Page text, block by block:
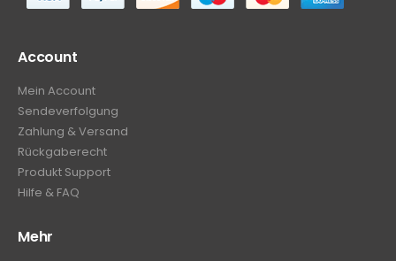
Account
Mein Account
Sendeverfolgung
Zahlung & Versand
Rückgaberecht
Produkt Support
Hilfe & FAQ
Mehr